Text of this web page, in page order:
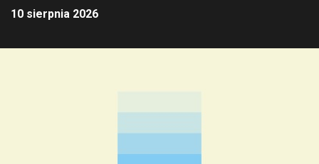
10 sierpnia 2026